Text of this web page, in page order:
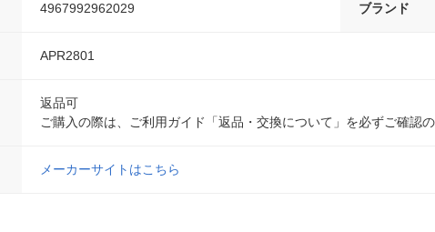
4967992962029 ブランド
APR2801
返品可
ご購入の際は、ご利用ガイド「返品・交換について」を必ずご確認
メーカーサイトはこちら